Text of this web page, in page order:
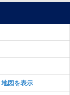
地図を表示